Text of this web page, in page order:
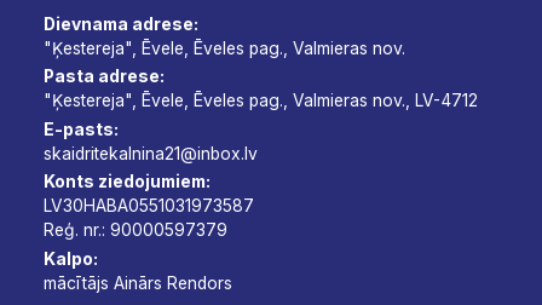
Dievnama adrese:
"Ķestereja", Ēvele, Ēveles pag., Valmieras nov.
Pasta adrese:
"Ķestereja", Ēvele, Ēveles pag., Valmieras nov., LV-4712
E-pasts:
skaidritekalnina21@inbox.lv
Konts ziedojumiem:
LV30HABA0551031973587
Reģ. nr.: 90000597379
Kalpo:
mācītājs Ainārs Rendors